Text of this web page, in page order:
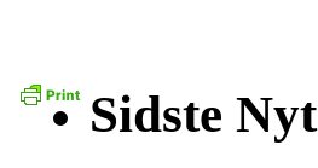
Sidste Nyt